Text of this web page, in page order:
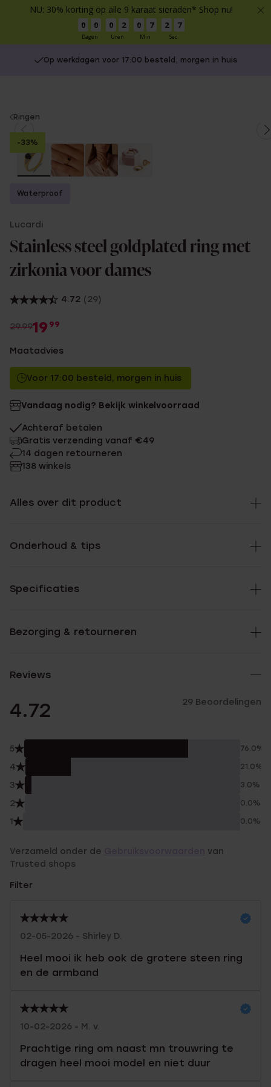
NU: 30% korting op alle 9 karaat sieraden* Shop nu!
0 0
Dagen
0 2
Uren
0 7
Min
2 6
Sec
Op werkdagen voor 17:00 besteld, morgen in huis
You
are
here:
Ringen
-33%
Waterproof
Lucardi
Stainless steel goldplated ring met
zirkonia voor dames
4.72 (29)
29.9919 99
Maatadvies
Voor 17:00 besteld, morgen in huis
Vandaag nodig? Bekijk winkelvoorraad
Achteraf betalen
Gratis verzending vanaf €49
14 dagen retourneren
138 winkels
Alles over dit product
Onderhoud & tips
Specificaties
Bezorging & retourneren
Reviews
4.72 29 Beoordelingen
5 76.0%
4 21.0%
3 3.0%
2 0.0%
1 0.0%
Verzameld onder de
van
Trusted shops
Filter
02-05-2026 - Shirley D.
Heel mooi ik heb ook de grotere steen ring
en de armband
10-02-2026 - M. v.
Prachtige ring om naast mn trouwring te
dragen heel mooi model en niet duur